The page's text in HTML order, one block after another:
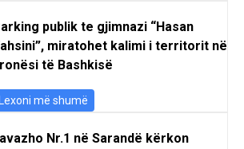
publik te gjimnazi “Hasan
miratohet kalimi i territorit në
të Bashkisë
Lexoni më shumë
Nr.1 në Sarandë kërkon